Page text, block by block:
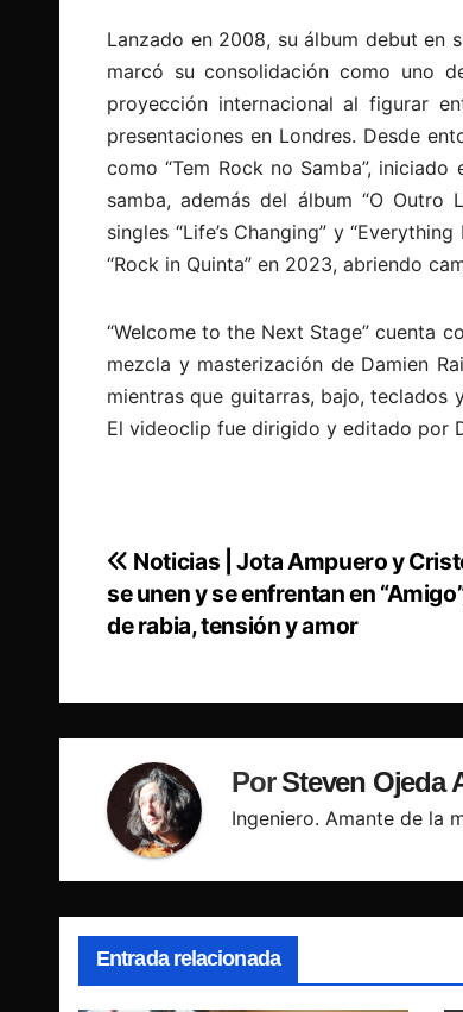
Lanzado en 2008, su álbum debut en
marcó su consolidación como uno
proyección internacional al figurar
presentaciones en Londres. Desde
como “Tem Rock no Samba”,
samba, además del álbum “O Outro
singles “Life’s Changing” y
“Rock in Quinta” en 2023, abriendo
“Welcome to the Next Stage” cuenta
mezcla y masterización de Damien
mientras que guitarras, bajo,
El videoclip fue dirigido y editado por
Navegación
de
Noticias | Jota Ampuero y
se unen y se enfrentan en
de rabia, tensión y amor
PorSteven Ojeda
Ingeniero. Amante de la
Entrada relacionada